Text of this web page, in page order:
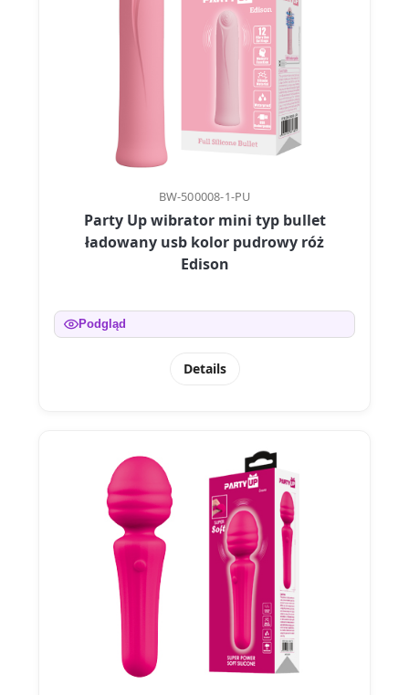
BW-500008-1-PU
Party Up wibrator mini typ bullet
ładowany usb kolor pudrowy róż
Edison
Podgląd
Details